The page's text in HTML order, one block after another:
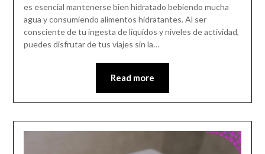
es esencial mantenerse bien hidratado bebiendo mucha
agua y consumiendo alimentos hidratantes. Al ser
consciente de tu ingesta de líquidos y niveles de actividad,
puedes disfrutar de tus viajes sin la…
Read more